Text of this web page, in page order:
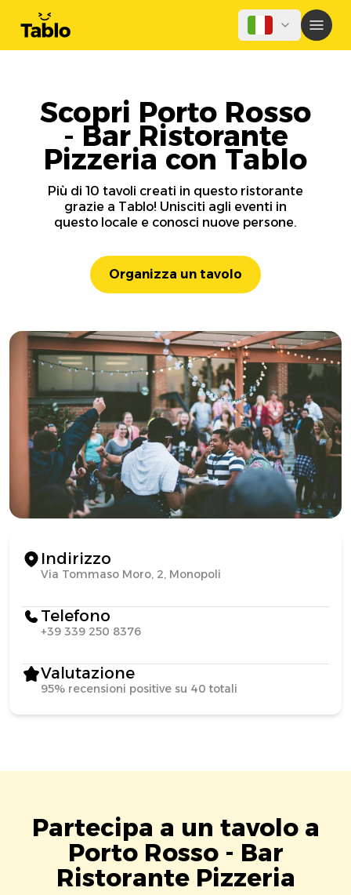
Scopri Porto Rosso
- Bar Ristorante
Pizzeria con Tablo
Più di 10 tavoli creati in questo ristorante
grazie a Tablo! Unisciti agli eventi in
questo locale e conosci nuove persone.
Organizza un tavolo
Indirizzo
Via Tommaso Moro, 2, Monopoli
Telefono
+39 339 250 8376
Valutazione
95% recensioni positive su 40 totali
Partecipa a un tavolo a
Porto Rosso - Bar
Ristorante Pizzeria